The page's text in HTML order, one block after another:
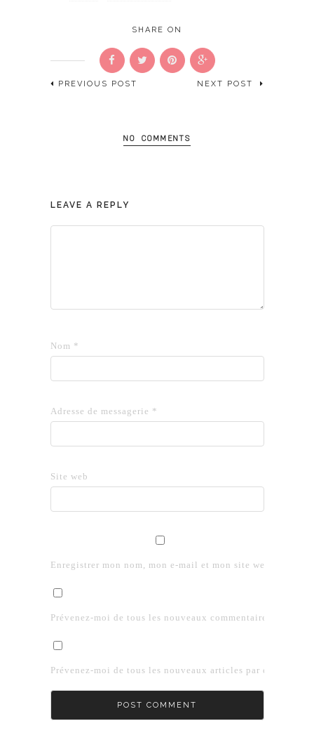
SHARE ON
PREVIOUS POST NEXT POST
NO COMMENTS
LEAVE A REPLY
Nom *
Adresse de messagerie *
Site web
Enregistrer mon nom, mon e-mail et mon site web dans le
Prévenez-moi de tous les nouveaux commentaires par e-
Prévenez-moi de tous les nouveaux articles par e-mail.